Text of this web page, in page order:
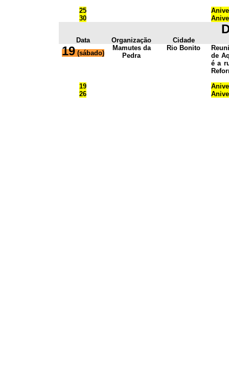
25
30
Data Organização Cidade
19(sábado)
Mamutes da
Pedra
Rio Bonito
de
é a
19
26